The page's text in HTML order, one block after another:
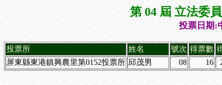
第 04 屆 立法委
投票日期:
投票所 姓名 號次 得票數
屏東縣東港鎮興農里第0152投票所 邱茂男 08 16